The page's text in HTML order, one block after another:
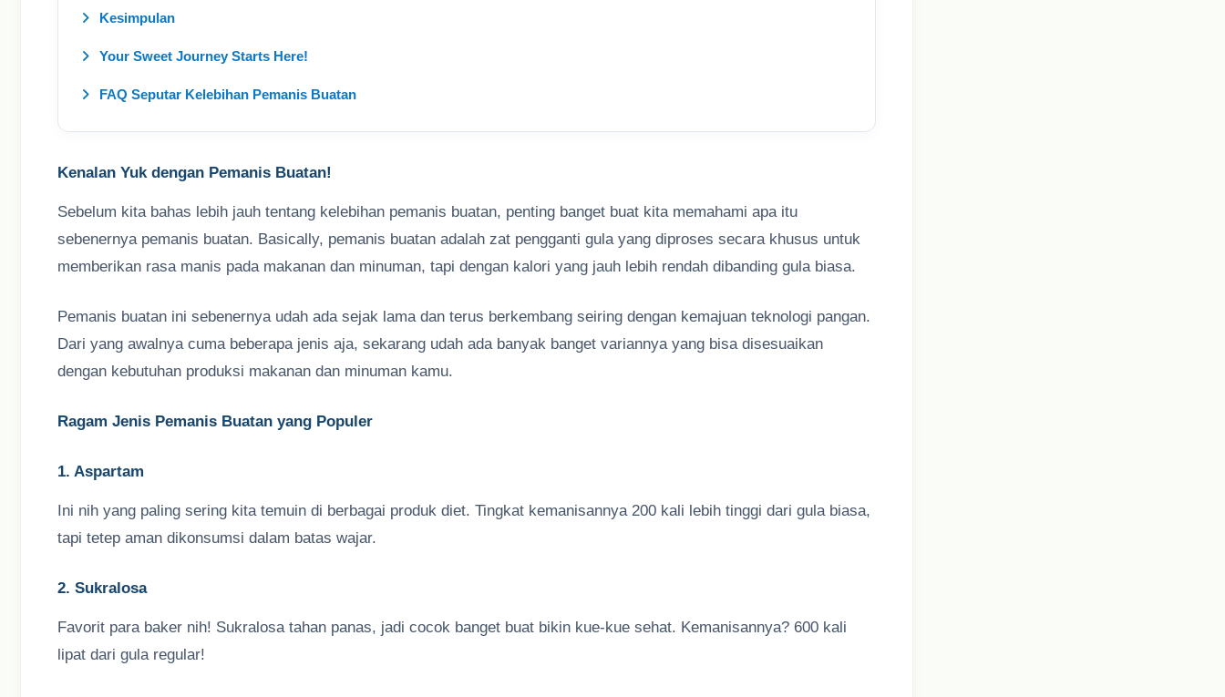
Kesimpulan
Your Sweet Journey Starts Here!
FAQ Seputar Kelebihan Pemanis Buatan
Kenalan Yuk dengan Pemanis Buatan!
Sebelum kita bahas lebih jauh tentang kelebihan pemanis buatan, penting banget buat kita memahami apa itu
sebenernya pemanis buatan. Basically, pemanis buatan adalah zat pengganti gula yang diproses secara khusus untuk
memberikan rasa manis pada makanan dan minuman, tapi dengan kalori yang jauh lebih rendah dibanding gula biasa.
Pemanis buatan ini sebenernya udah ada sejak lama dan terus berkembang seiring dengan kemajuan teknologi pangan.
Dari yang awalnya cuma beberapa jenis aja, sekarang udah ada banyak banget variannya yang bisa disesuaikan
dengan kebutuhan produksi makanan dan minuman kamu.
Ragam Jenis Pemanis Buatan yang Populer
1. Aspartam
Ini nih yang paling sering kita temuin di berbagai produk diet. Tingkat kemanisannya 200 kali lebih tinggi dari gula biasa,
tapi tetep aman dikonsumsi dalam batas wajar.
2. Sukralosa
Favorit para baker nih! Sukralosa tahan panas, jadi cocok banget buat bikin kue-kue sehat. Kemanisannya? 600 kali
lipat dari gula regular!